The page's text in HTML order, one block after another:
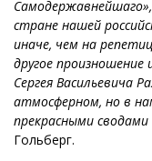
стране нашей
иначе, чем на
другое
Сергея Васильевича
атмосферном, но в
прекрасными
Гольберг.